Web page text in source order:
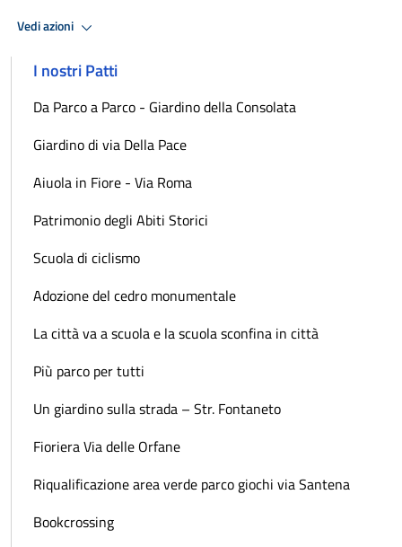
Vedi azioni
I nostri Patti
Da Parco a Parco - Giardino della Consolata
Giardino di via Della Pace
Aiuola in Fiore - Via Roma
Patrimonio degli Abiti Storici
Scuola di ciclismo
Adozione del cedro monumentale
La città va a scuola e la scuola sconfina in città
Più parco per tutti
Un giardino sulla strada – Str. Fontaneto
Fioriera Via delle Orfane
Riqualificazione area verde parco giochi via Santena
Bookcrossing